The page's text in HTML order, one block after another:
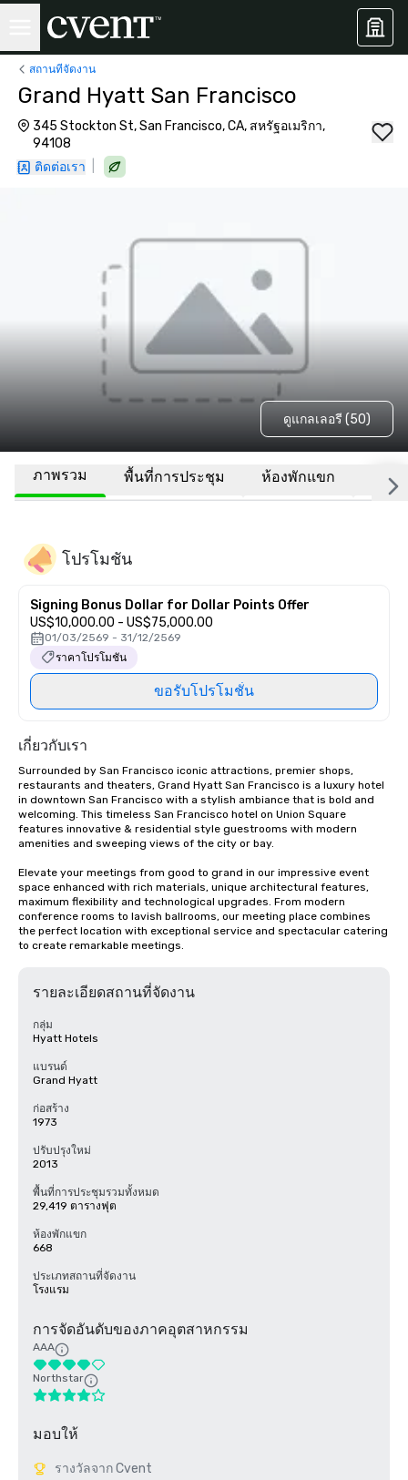
สถานที่จัดงาน
Grand Hyatt San Francisco
345 Stockton St, San Francisco, CA, สหรัฐอเมริกา,
94108
ติดต่อเรา
ดูแกลเลอรี (50)
ภาพรวม พื้นที่การประชุม ห้องพักแขก สถา
โปรโมชัน
Signing Bonus Dollar for Dollar Points Offer
US$10,000.00 - US$75,000.00
01/03/2569 - 31/12/2569
ราคาโปรโมชัน
ขอรับโปรโมชั่น
เกี่ยวกับเรา
Surrounded by San Francisco iconic attractions, premier shops,
restaurants and theaters, Grand Hyatt San Francisco is a luxury hotel
in downtown San Francisco with a stylish ambiance that is bold and
welcoming. This timeless San Francisco hotel on Union Square
features innovative & residential style guestrooms with modern
amenities and sweeping views of the city or bay.
Elevate your meetings from good to grand in our impressive event
space enhanced with rich materials, unique architectural features,
maximum flexibility and technological upgrades. From modern
conference rooms to lavish ballrooms, our meeting place combines
the perfect location with exceptional service and spectacular catering
to create remarkable meetings.
รายละเอียดสถานที่จัดงาน
กลุ่ม
Hyatt Hotels
แบรนด์
Grand Hyatt
ก่อสร้าง
1973
ปรับปรุงใหม่
2013
พื้นที่การประชุมรวมทั้งหมด
29,419 ตารางฟุต
ห้องพักแขก
668
ประเภทสถานที่จัดงาน
โรงแรม
การจัดอันดับของภาคอุตสาหกรรม
AAA
Northstar
มอบให้
รางวัลจาก Cvent